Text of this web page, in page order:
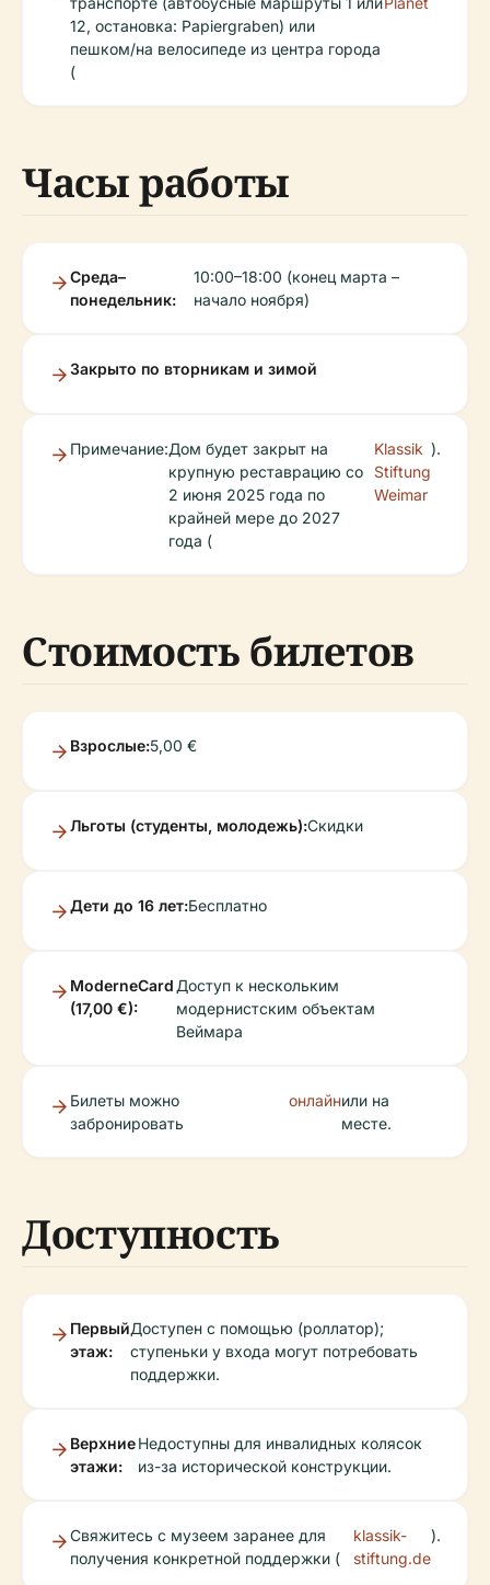
12, остановка: Papiergraben) или
пешком/на велосипеде из центра города
(
Часы работы
Среда–
понедельник:
10:00–18:00 (конец марта –
начало ноября)
Закрыто по вторникам и зимой
Примечание:Дом будет закрыт на
крупную реставрацию со
2 июня 2025 года по
крайней мере до 2027
года (
Klassik
Stiftung
Weimar
).
Стоимость билетов
Взрослые:5,00 €
Льготы (студенты, молодежь):Скидки
Дети до 16 лет:Бесплатно
ModerneCard
(17,00 €):
Доступ к нескольким
модернистским объектам
Веймара
Билеты можно
забронировать
онлайнили на
месте.
Доступность
Первый
этаж:
Доступен с помощью (роллатор);
ступеньки у входа могут потребовать
поддержки.
Верхние
этажи:
Недоступны для инвалидных колясок
из-за исторической конструкции.
Свяжитесь с музеем заранее для
получения конкретной поддержки (
klassik-
stiftung.de
).